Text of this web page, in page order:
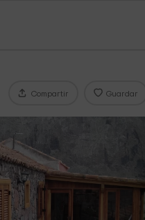
Compartir Guardar